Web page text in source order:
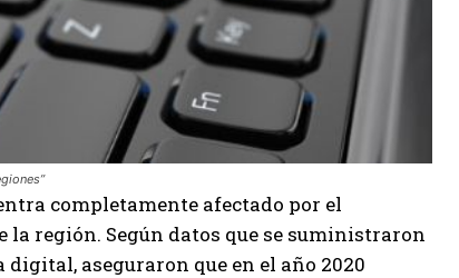
completamente afectado por el
región. Según datos que se suministraron
aseguraron que en el año 2020